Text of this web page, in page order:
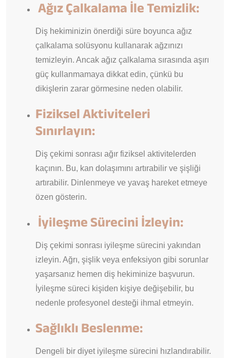
Ağız Çalkalama İle Temizlik:
Diş hekiminizin önerdiği süre boyunca ağız
çalkalama solüsyonu kullanarak ağzınızı
temizleyin. Ancak ağız çalkalama sırasında aşırı
güç kullanmamaya dikkat edin, çünkü bu
dikişlerin zarar görmesine neden olabilir.
Fiziksel Aktiviteleri
Sınırlayın:
Diş çekimi sonrası ağır fiziksel aktivitelerden
kaçının. Bu, kan dolaşımını artırabilir ve şişliği
artırabilir. Dinlenmeye ve yavaş hareket etmeye
özen gösterin.
İyileşme Sürecini İzleyin:
Diş çekimi sonrası iyileşme sürecini yakından
izleyin. Ağrı, şişlik veya enfeksiyon gibi sorunlar
yaşarsanız hemen diş hekiminize başvurun.
İyileşme süreci kişiden kişiye değişebilir, bu
nedenle profesyonel desteği ihmal etmeyin.
Sağlıklı Beslenme:
Dengeli bir diyet iyileşme sürecini hızlandırabilir.